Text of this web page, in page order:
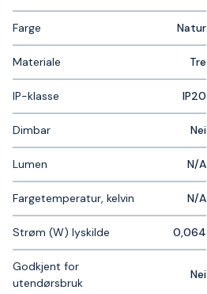
Farge Natur
Materiale Tre
IP-klasse IP20
Dimbar Nei
Lumen N/A
Fargetemperatur, kelvin N/A
Strøm (W) lyskilde 0,064
Godkjent for
utendørsbruk
Nei